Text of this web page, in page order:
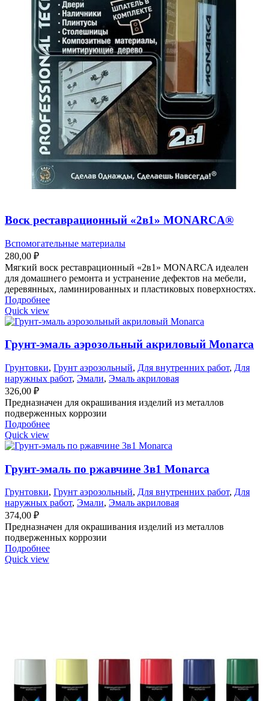
Воск реставрационный «2в1» MONARCA®
Вспомогательные материалы
280,00 ₽
Мягкий воск реставрационный «2в1» MONARCA идеален
для домашнего ремонта и устранение дефектов на мебели,
деревянных, ламинированных и пластиковых поверхностях.
Подробнее
Quick view
Грунт-эмаль аэрозольный акриловый Monarca
Грунтовки, Грунт аэрозольный, Для внутренних работ, Для
наружных работ, Эмали, Эмаль акриловая
326,00 ₽
Предназначен для окрашивания изделий из металлов
подверженных коррозии
Подробнее
Quick view
Грунт-эмаль по ржавчине 3в1 Monarca
Грунтовки, Грунт аэрозольный, Для внутренних работ, Для
наружных работ, Эмали, Эмаль акриловая
374,00 ₽
Предназначен для окрашивания изделий из металлов
подверженных коррозии
Подробнее
Quick view